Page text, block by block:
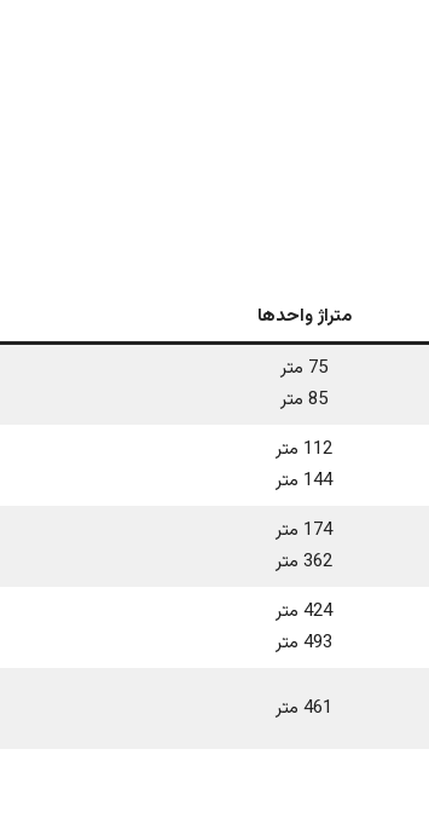
متراژ واحدها
75 متر
85 متر
112 متر
144 متر
174 متر
362 متر
424 متر
493 متر
461 متر